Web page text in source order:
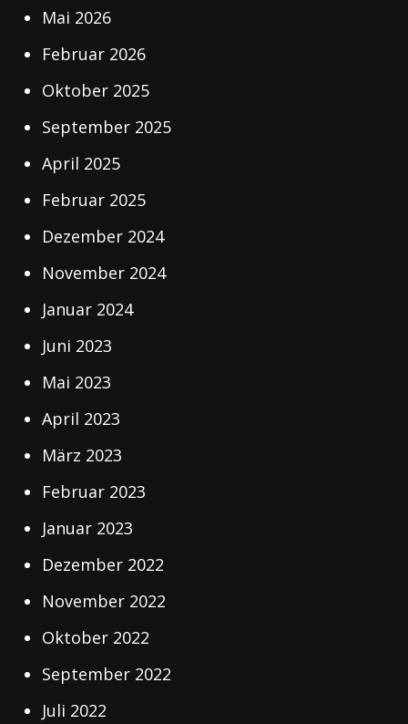
Mai 2026
Februar 2026
Oktober 2025
September 2025
April 2025
Februar 2025
Dezember 2024
November 2024
Januar 2024
Juni 2023
Mai 2023
April 2023
März 2023
Februar 2023
Januar 2023
Dezember 2022
November 2022
Oktober 2022
September 2022
Juli 2022